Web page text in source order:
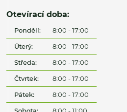
Otevírací doba:
Pondělí: 8:00 - 17:00
Úterý: 8:00 - 17:00
Středa: 8:00 - 17:00
Čtvrtek: 8:00 - 17:00
Pátek: 8:00 - 17:00